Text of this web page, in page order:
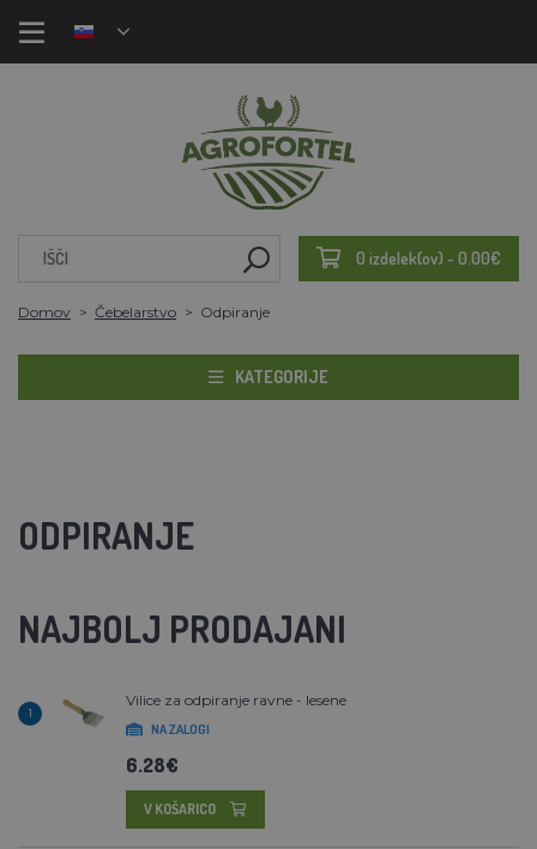
0 izdelek(ov) - 0.00€
Domov Čebelarstvo Odpiranje
KATEGORIJE
ODPIRANJE
NAJBOLJ PRODAJANI
1
Vilice za odpiranje ravne - lesene
NA ZALOGI
6.28€
V KOŠARICO